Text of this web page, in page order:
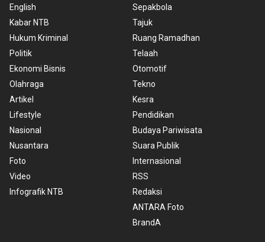
English
Kabar NTB
Hukum Kriminal
Politik
Ekonomi Bisnis
Olahraga
Artikel
Lifestyle
Nasional
Nusantara
Foto
Video
Infografik NTB
Sepakbola
Tajuk
Ruang Ramadhan
Telaah
Otomotif
Tekno
Kesra
Pendidikan
Budaya Pariwisata
Suara Publik
Internasional
RSS
Redaksi
ANTARA Foto
BrandA